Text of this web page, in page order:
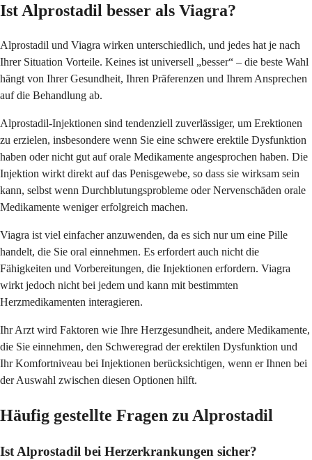
Ist Alprostadil besser als Viagra?
Alprostadil und Viagra wirken unterschiedlich, und jedes hat je nach
Ihrer Situation Vorteile. Keines ist universell „besser“ – die beste Wahl
hängt von Ihrer Gesundheit, Ihren Präferenzen und Ihrem Ansprechen
auf die Behandlung ab.
Alprostadil-Injektionen sind tendenziell zuverlässiger, um Erektionen
zu erzielen, insbesondere wenn Sie eine schwere erektile Dysfunktion
haben oder nicht gut auf orale Medikamente angesprochen haben. Die
Injektion wirkt direkt auf das Penisgewebe, so dass sie wirksam sein
kann, selbst wenn Durchblutungsprobleme oder Nervenschäden orale
Medikamente weniger erfolgreich machen.
Viagra ist viel einfacher anzuwenden, da es sich nur um eine Pille
handelt, die Sie oral einnehmen. Es erfordert auch nicht die
Fähigkeiten und Vorbereitungen, die Injektionen erfordern. Viagra
wirkt jedoch nicht bei jedem und kann mit bestimmten
Herzmedikamenten interagieren.
Ihr Arzt wird Faktoren wie Ihre Herzgesundheit, andere Medikamente,
die Sie einnehmen, den Schweregrad der erektilen Dysfunktion und
Ihr Komfortniveau bei Injektionen berücksichtigen, wenn er Ihnen bei
der Auswahl zwischen diesen Optionen hilft.
Häufig gestellte Fragen zu Alprostadil
Ist Alprostadil bei Herzerkrankungen sicher?